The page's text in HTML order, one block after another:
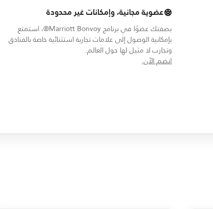
عضوية مجانية، وإمكانات غير محدودة
بصفتك عضوًا في برنامج Marriott Bonvoy®، استمتع
بإمكانية الوصول إلى علامات تجارية استثنائية خاصة بالفنادق
وتجارب لا مثيل لها حول العالم.
انضم الآن.opens in new window